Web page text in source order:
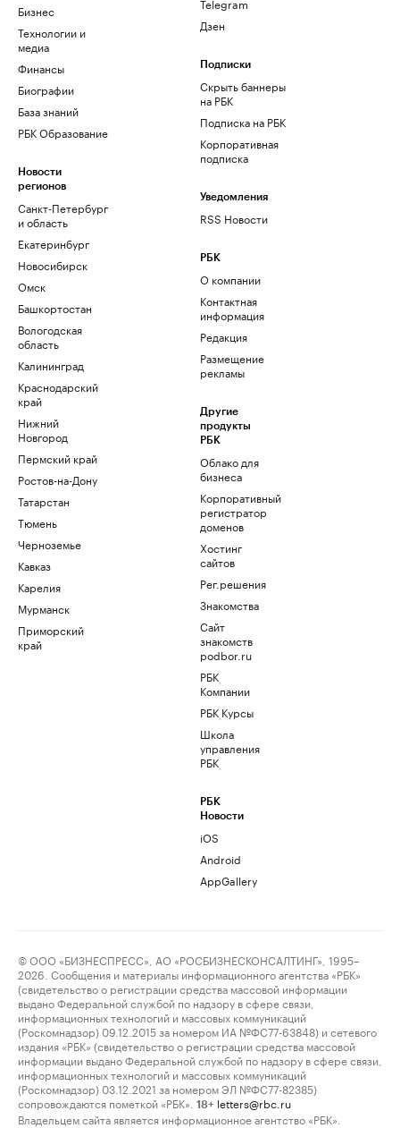
Бизнес
Технологии и
медиа
Финансы
Биографии
База знаний
РБК Образование
Новости
регионов
Санкт-Петербург
и область
Екатеринбург
Новосибирск
Омск
Башкортостан
Вологодская
область
Калининград
Краснодарский
край
Нижний
Новгород
Пермский край
Ростов-на-Дону
Татарстан
Тюмень
Черноземье
Кавказ
Карелия
Мурманск
Приморский
край
Дзен
Подписки
Скрыть баннеры
на РБК
Подписка на РБК
Корпоративная
подписка
Уведомления
RSS Новости
РБК
О компании
Контактная
информация
Редакция
Размещение
рекламы
Другие
продукты
РБК
Облако для
бизнеса
Корпоративный
регистратор
доменов
Хостинг
сайтов
Рег.решения
Знакомства
Сайт
знакомств
podbor.ru
РБК
Компании
РБК Курсы
Школа
управления
РБК
РБК
Новости
iOS
Android
AppGallery
© ООО «БИЗНЕСПРЕСС», АО «РОСБИЗНЕСКОНСАЛТИНГ», 1995–
2026. Сообщения и материалы информационного агентства «РБК»
(свидетельство о регистрации средства массовой информации
выдано Федеральной службой по надзору в сфере связи,
информационных технологий и массовых коммуникаций
(Роскомнадзор) 09.12.2015 за номером ИА №ФС77-63848) и сетевого
издания «РБК» (свидетельство о регистрации средства массовой
информации выдано Федеральной службой по надзору в сфере связи,
информационных технологий и массовых коммуникаций
(Роскомнадзор) 03.12.2021 за номером ЭЛ №ФС77-82385)
сопровождаются пометкой «РБК».
18+ letters@rbc.ru
Владельцем сайта является информационное агентство «РБК».